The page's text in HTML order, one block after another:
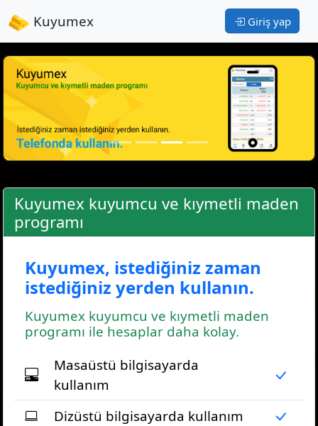
Kuyumex Giriş yap
Kuyumex kuyumcu ve kıymetli maden
programı
Kuyumex, istediğiniz zaman
istediğiniz yerden kullanın.
Kuyumex kuyumcu ve kıymetli maden
programı ile hesaplar daha kolay.
Masaüstü bilgisayarda
kullanım
Dizüstü bilgisayarda kullanım